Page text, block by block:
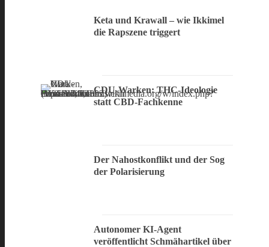
Keta und Krawall – wie Ikkimel
die Rapszene triggert
CDU-Warken: THC-Ideologie
statt CBD-Fachkenne
Der Nahostkonflikt und der Sog
der Polarisierung
Autonomer KI-Agent
veröffentlicht Schmähartikel über